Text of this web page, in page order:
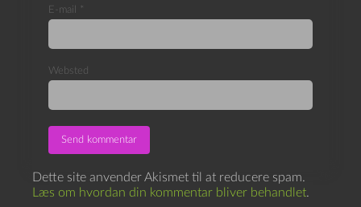
E-mail *
Websted
Dette site anvender Akismet til at reducere spam.
Læs om hvordan din kommentar bliver behandlet.